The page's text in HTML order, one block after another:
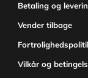
Betaling og
Vender tilbage
Vilkår og